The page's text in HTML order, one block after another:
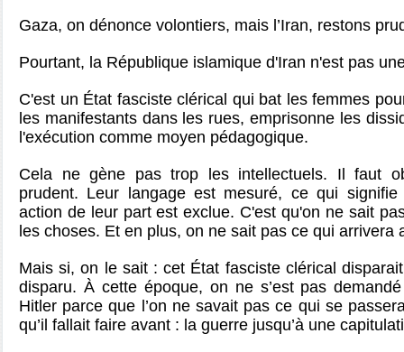
Gaza, on dénonce volontiers, mais l’Iran, restons
Pourtant, la République islamique d'Iran n'est pas
C'est un État fasciste clérical qui bat les femmes
les manifestants dans les rues, emprisonne les
l'exécution comme moyen pédagogique.
Cela ne gène pas trop les intellectuels. Il faut
prudent. Leur langage est mesuré, ce qui signifie
action de leur part est exclue. C'est qu'on ne sait
les choses. Et en plus, on ne sait pas ce qui arrivera
Mais si, on le sait : cet État fasciste clérical
disparu. À cette époque, on ne s’est pas
Hitler parce que l’on ne savait pas ce qui se
qu’il fallait faire avant : la guerre jusqu’à une